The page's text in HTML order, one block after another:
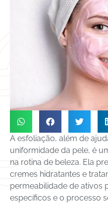
A esfoliação, além de
uniformidade da pele, é
na rotina de beleza. Ela
cremes hidratantes e
permeabilidade de ativos
específicos e o processo